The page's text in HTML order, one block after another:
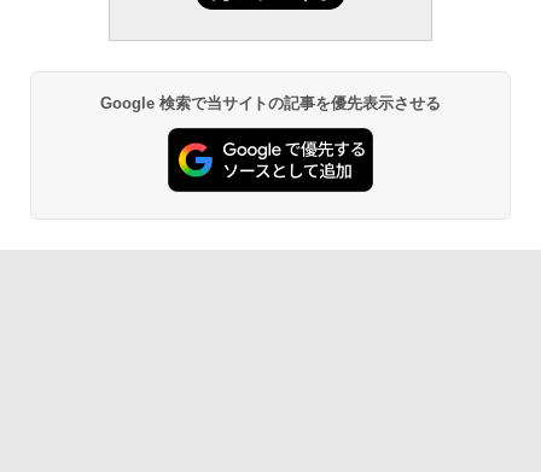
Google 検索で当サイトの記事を優先表示させる